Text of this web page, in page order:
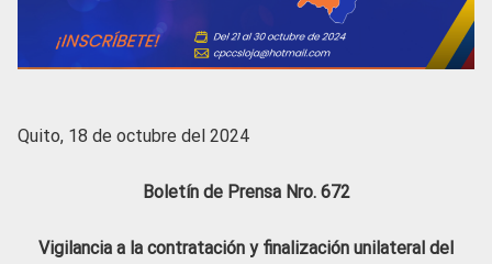
Quito, 18 de octubre del 2024
Boletín de Prensa Nro. 672
Vigilancia a la contratación y finalización unilateral del